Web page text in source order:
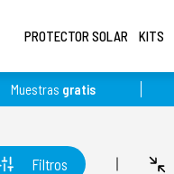
Muestras gratis
PROTECTOR SOLAR KITS
Filtros